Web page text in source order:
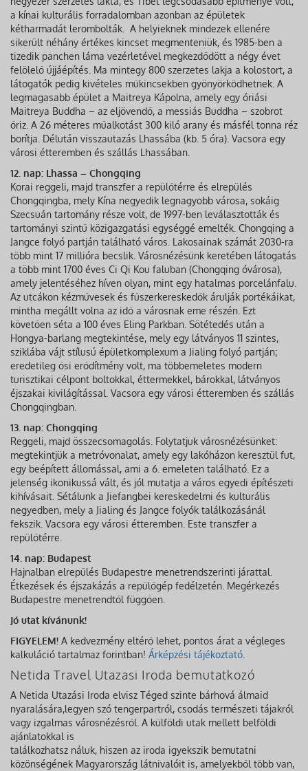
a kínai kulturális forradalomban azonban az épületek
kétharmadát lerombolták. A helyieknek mindezek ellenére
sikerült néhány értékes kincset megmenteniük, és 1985-ben a
tizedik panchen láma vezérletével megkezdődött a négy évet
felölelő újjáépítés. Ma mintegy 800 szerzetes lakja a kolostort, a
látogatók pedig kivételes műkincsekben gyönyörködhetnek. A
legmagasabb épület a Maitreya Kápolna, amely egy óriási
Maitreya Buddha – az eljövendő, a messiás Buddha – szobrot
őriz. A 26 méteres műalkotást 300 kiló arany és másfél tonna réz
borítja. Délután visszautazás Lhassába (kb. 5 óra). Vacsora egy
városi étteremben és szállás Lhassában.
12. nap: Lhassa – Chongqing
Korai reggeli, majd transzfer a repülőtérre és elrepülés
Chongqingba, mely Kína negyedik legnagyobb városa, sokáig
Szecsuán tartomány része volt, de 1997-ben leválasztották és
tartományi szintű közigazgatási egységgé emelték. Chongqing a
Jangce folyó partján található város. Lakosainak számát 2030-ra
több mint 17 millióra becslik. Városnézésünk keretében látogatás
a több mint 1700 éves Ci Qi Kou faluban (Chongqing óvárosa),
amely jelentéséhez híven olyan, mint egy hatalmas porcelánfalu.
Az utcákon kézművesek és fűszerkereskedők árulják portékáikat,
mintha megállt volna az idő a városnak eme részén. Ezt
követően séta a 100 éves Eling Parkban. Sötétedés után a
Hongya-barlang megtekintése, mely egy látványos 11 szintes,
sziklába vájt stílusú épületkomplexum a Jialing folyó partján;
eredetileg ősi erődítmény volt, ma többemeletes modern
turisztikai célpont boltokkal, éttermekkel, bárokkal, látványos
éjszakai kivilágítással. Vacsora egy városi étteremben és szállás
Chongqingban.
13. nap: Chongqing
Reggeli, majd összecsomagolás. Folytatjuk városnézésünket:
megtekintjük a metróvonalat, amely egy lakóházon keresztül fut,
egy beépített állomással, ami a 6. emeleten található. Ez a
jelenség ikonikussá vált, és jól mutatja a város egyedi építészeti
kihívásait. Sétálunk a Jiefangbei kereskedelmi és kulturális
negyedben, mely a Jialing és Jangce folyók találkozásánál
fekszik. Vacsora egy városi étteremben. Este transzfer a
repülőtérre.
14. nap: Budapest
Hajnalban elrepülés Budapestre menetrendszerinti járattal.
Étkezések és éjszakázás a repülőgép fedélzetén. Megérkezés
Budapestre menetrendtől függően.
Jó utat kívánunk!
FIGYELEM! A kedvezmény eltérő lehet, pontos árat a végleges
kalkuláció tartalmaz forintban! Árképzési tájékoztató
Netida Travel Utazasi Iroda bemutatkozó
A Netida Utazási Iroda elvisz Téged szinte bárhová álmaid
nyaralására,legyen szó tengerpartról, csodás természeti tájakról
vagy izgalmas városnézésről. A külföldi utak mellett belföldi
ajánlatokkal is
találkozhatsz náluk, hiszen az iroda igyekszik bemutatni
közönségének Magyarország látnivalóit is, amelyekből több van,